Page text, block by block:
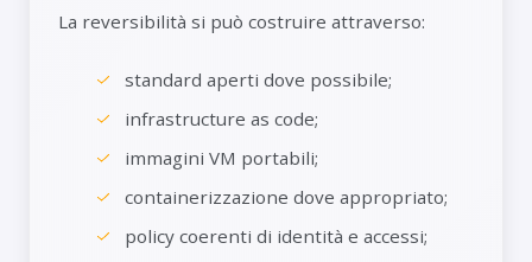
La reversibilità si può costruire attraverso:
standard aperti dove possibile;
infrastructure as code;
immagini VM portabili;
containerizzazione dove appropriato;
policy coerenti di identità e accessi;